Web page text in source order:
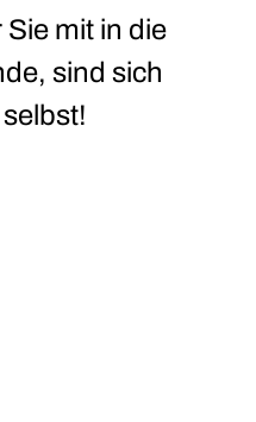
mit in die
sind sich